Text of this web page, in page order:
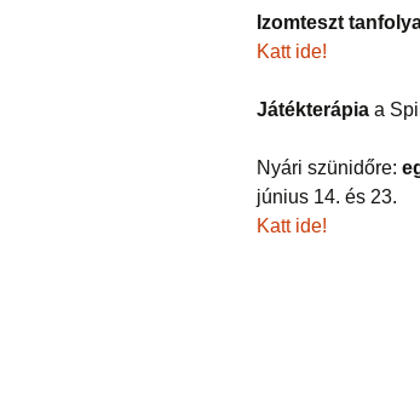
Izomteszt
Katt ide!
Játékterápia a
Nyári szünidőre:
június 14. és 23.
Katt ide!